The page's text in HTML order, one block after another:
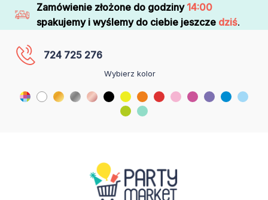
Zamówienie złożone do godziny 14:00
spakujemy i wyślemy do ciebie jeszcze dziś.
724 725 276
Wybierz kolor